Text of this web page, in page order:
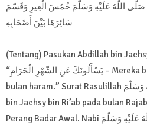
صَلّى اللّهُ عَلَيْهِ وَسَلّمَ خُمُسَ الْعِيرِ وَقَسّمَ
سَائِرَهَا بَيْنَ أَصْحَابِهِ
(Tentang) Pasukan Abdillah bin
– Mereka
bulan haram.” Surat Rasulillah صَلّى اللّهُ عَلَيْهِ وَسَلّمَ pada Abdullah
bin Jachsy bin Ri’ab pada bulan
Perang Badar Awal. Nabi صَلّى اللّهُ عَلَيْهِ وَسَلّمَ memberi teman dia